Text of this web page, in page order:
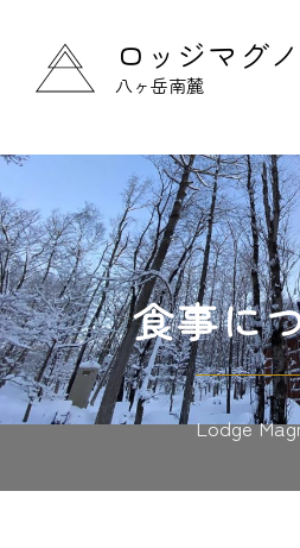
へ
ス
キ
ッ
プ
ロッジマグ
八ヶ岳南麓
食事に
Lodge